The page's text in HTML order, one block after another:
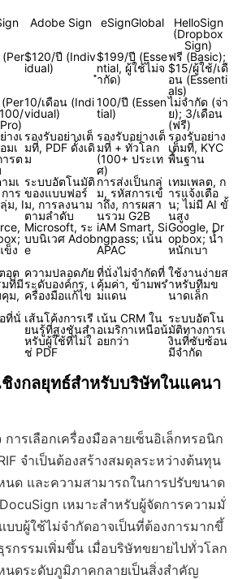
Adobe Sign eSignGlobal
HelloSign
(Dropbox
Sign)
$120/ปี (Indiv
idual)
$199/ปี (Esse
ntial, ผู้ใช้ไม่จ
ำกัด)
ฟรี (Basic);
$15/ผู้ใช้/เดื
อน (Essenti
als)
10/เดือน (Indi
vidual)
100/ปี (Essen
tial)
ไม่จำกัด (จ่า
ย); 3/เดือน
(ฟรี)
างเ
มเ
รต
รองรับอย่างเต็
มที่, PDF ดั้งเดิ
ม
รองรับอย่างเต็
มที่ + ทั่วโลก
(100+ ประเท
ศ)
รองรับอย่าง
เต็มที่, KYC
พื้นฐาน
มเ
าร
ม, I
ระบบอัตโนมัติ
ของแบบฟอร์
ม, การลงนาม
ตามลำดับ
การส่งเป็นกลุ่
ม, รหัสการเข้
าถึง, การผสา
นรวม G2B
เทมเพลต, ก
ารแจ้งเตือ
น; ไม่มี AI ขั้
นสูง
ข็ง
Microsoft, ระ
บบนิเวศ Adob
e
iAM Smart, Si
ngpass; เน้น
APAC
Google, Dr
opbox; น้ำ
หนักเบา
อุต
ที่มี
ม,
ความปลอดภัย
ระดับองค์กร, เ
ครื่องมือแก้ไข
ที่นั่งไม่จำกัดที่
คุ้มค่า, ข้ามพร
มแดน
ใช้งานง่ายส
ำหรับทีมข
นาดเล็ก
ที่นั่ เส้นโค้งการเรี
ยนรู้ที่สูงชันสำ
หรับผู้ใช้ที่ไม่ใ
ช่ PDF
เน้น CRM ใน
อเมริกาเหนือน้
อยกว่า
ระบบอัตโน
มัติทางการเ
งินที่ซับซ้อน
มีจำกัด
งกลยุทธ์สำหรับบริษัทในแคนา
ารเลือกเครื่องมือลายเซ็นอิเล็กทรอนิก
จำเป็นต้องสร้างสมดุลระหว่างต้นทุน
ด และความสามารถในการปรับขนาด
เหมาะสำหรับผู้จัดการความมั่
บผู้ใช้ไม่จำกัดอาจเป็นที่ต้องการมากขึ้
กรรมเพิ่มขึ้น เมื่อบริษัทขยายไปทั่วโลก
ดระดับภูมิภาคกลายเป็นสิ่งสำคัญ